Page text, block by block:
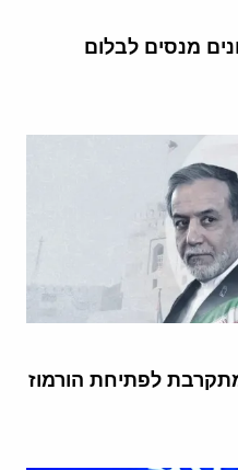
מנסים לבלום
לפתיחת הורמוז